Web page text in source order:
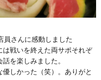
員さんに感動しました
は戦いを終えた両サポそれぞ
を楽しみました。
しかった（笑）。ありがと